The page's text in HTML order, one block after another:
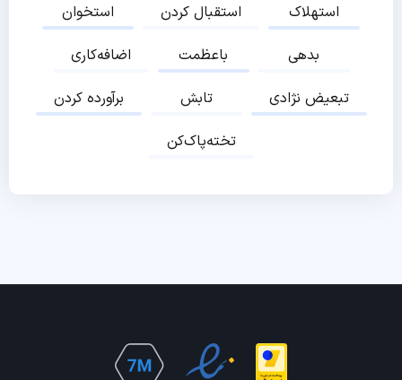
استخوان
استقبال کردن
استهلاک
اضافه‌کاری
باعظمت
بدهی
برآورده کردن
تابش
تبعیض نژادی
تخته‌پاک‌کن